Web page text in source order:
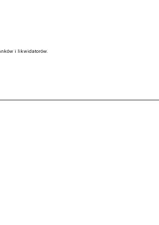
i likwidatorów.